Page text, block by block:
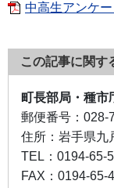
中高生アンケ
この記事に関す
町長部局・種
郵便番号： 028-
住所： 岩手県九
TEL： 0194-65-
FAX： 0194-65-